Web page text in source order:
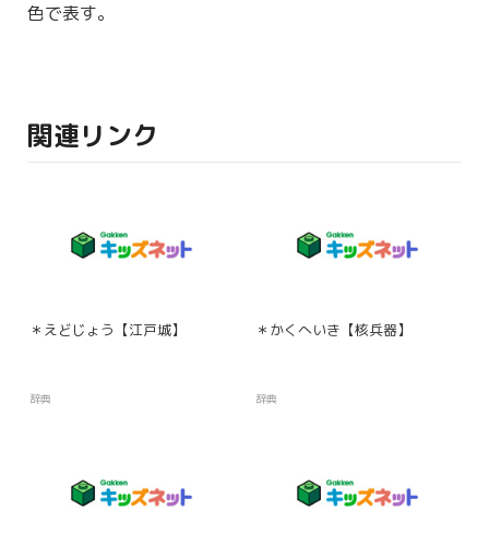
色で表す。
関連リンク
＊えどじょう【江戸城】
辞典
＊かくへいき【核兵器】
辞典